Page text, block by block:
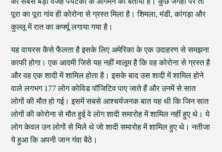
पूरा का पूरा गांव ही कोरोना से ग्रस्त मिला है। शिमला, मंडी, कांगड़ा और
कुल्लू में रात का कर्फ्यू लगाया गया है।
यह वायरस कैसे फैलता है इसके लिए अमेरिका के एक उदाहरण से समझना
काफी होगा। एक आदमी जिसे यह नहीं मालूम है कि वह कोरोना से ग्रस्त है
और वह एक शादी में शामिल होता है। इसके बाद उस शादी में शामिल होने
वाले लगभग 177 लोग कोविड पॉजिटिव पाए जाते हैं और उनमें से सात
लोगों की मौत हो गई। इसमें सबसे आश्चर्यजनक बात यह थी कि जिन सात
लोगों की कोरोना से मौत हुई वे लोग शादी समारोह में शामिल नहीं हुए थे। ये
लोग केवल उन लोगों से मिले थे जो शादी समारोह में शामिल हुए थे। नतीजा
ये हुआ कि अपनी जान गंवा बैठे।